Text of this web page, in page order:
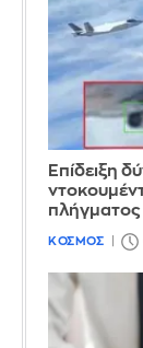
Επίδειξη
πλήγματος
ΚΟΣΜΟΣ